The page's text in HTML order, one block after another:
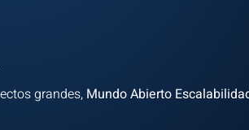
grandes, Mundo Abierto